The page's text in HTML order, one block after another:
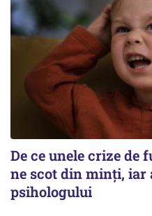
De ce unele crize de
ne scot din minți, iar
psihologului